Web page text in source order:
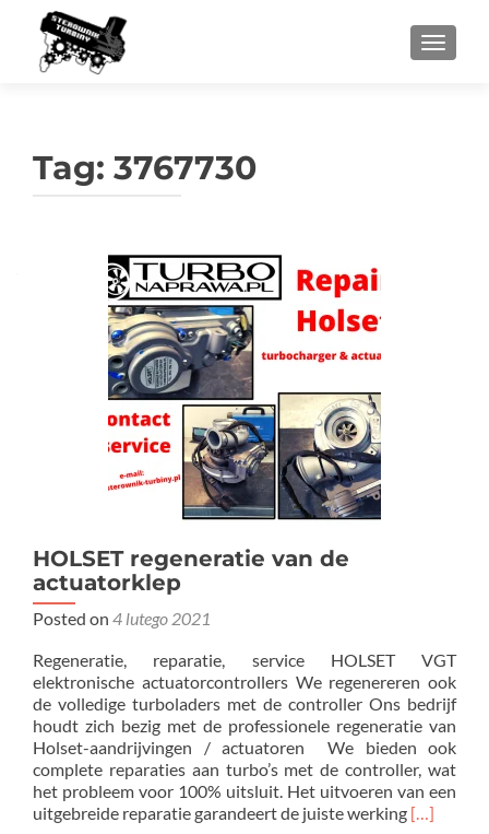
Tag: 3767730
HOLSET regeneratie van de
actuatorklep
Posted on 4 lutego 2021
Regeneratie, reparatie, service HOLSET VGT
elektronische actuatorcontrollers We regenereren ook
de volledige turboladers met de controller Ons bedrijf
houdt zich bezig met de professionele regeneratie van
Holset-aandrijvingen / actuatoren We bieden ook
complete reparaties aan turbo’s met de controller, wat
het probleem voor 100% uitsluit. Het uitvoeren van een
uitgebreide reparatie garandeert de juiste werking Read
[…]